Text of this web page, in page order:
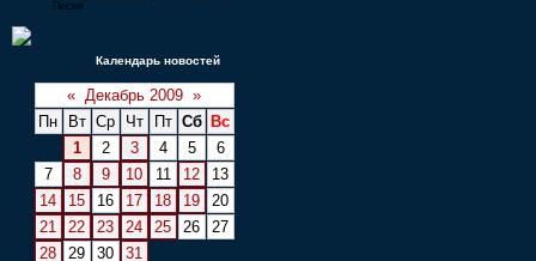
Песня
Календарь новостей
« Декабрь 2009 »
Пн
Вт Ср Чт Пт Сб
Вс
1
2 3 4 5
6
7
8 9 10 11 12
13
14
15 16 17 18 19
20
21
22 23 24 25 26
27
28
29 30 31